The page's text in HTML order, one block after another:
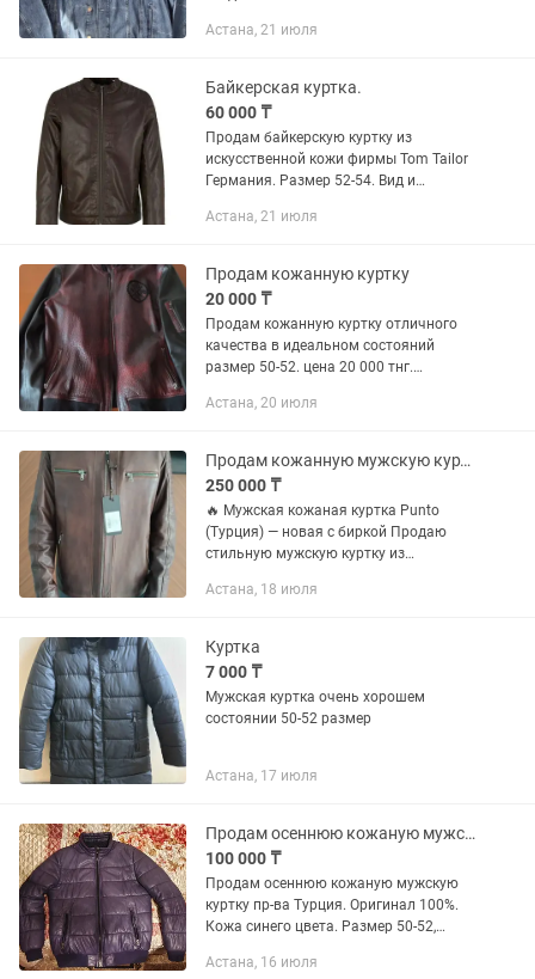
Астана, 21 июля
Байкерская куртка.
60 000 ₸
Продам байкерскую куртку из
искусственной кожи фирмы Tom Tailor
Германия. Размер 52-54. Вид и
с плечиками. Цена 60000тт, есть
Астана, 21 июля
Продам кожанную куртку
20 000 ₸
Продам кожанную куртку отличного
качества в идеальном состояний
размер 50-52. цена 20 000 тнг.
Астана, 20 июля
Продам кожанную мужскую куртку куплена в Турции
250 000 ₸
🔥 Мужская кожаная куртка Punto
(Турция) — новая с биркой Продаю
стильную мужскую куртку из
Куплена в Анталии (Турция),
с заводской...
Астана, 18 июля
Куртка
7 000 ₸
Мужская куртка очень хорошем
состоянии 50-52 размер
Астана, 17 июля
Продам осеннюю кожаную мужскую куртку пр-ва Турция
100 000 ₸
Продам осеннюю кожаную мужскую
куртку пр-ва Турция. Оригинал 100%.
Кожа синего цвета. Размер 50-52,
Астана
Астана, 16 июля